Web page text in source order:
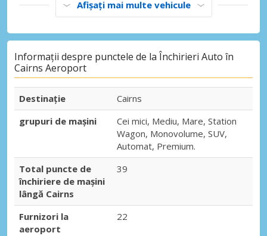
Afișați mai multe vehicule
Informații despre punctele de la Închirieri Auto în
Cairns Aeroport
Destinaţie
Cairns
grupuri de mașini
Cei mici, Mediu, Mare, Station
Wagon, Monovolume, SUV,
Automat, Premium.
Total puncte de
închiriere de mașini
lângă Cairns
39
Furnizori la
aeroport
22